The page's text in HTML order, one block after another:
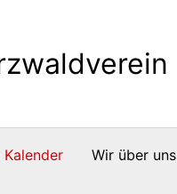
Kalender Wir über uns